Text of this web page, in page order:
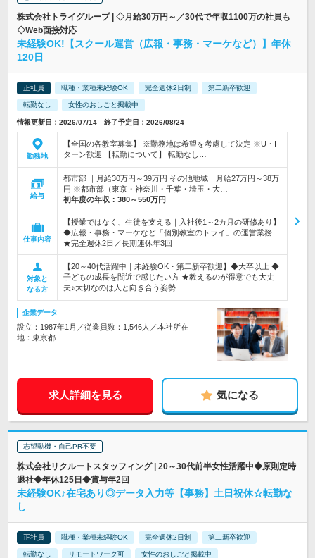
株式会社トライグループ | ◇月給30万円～／30代で年収1100万の社員も
◇Web面接対応
未経験OK!【スクール運営（広報・事務・マーケなど）】年休
120日
正社員 職種・業種未経験OK 完全週休2日制 第二新卒歓迎
転勤なし 女性のおしごと掲載中
情報更新日：2026/07/14 終了予定日：2026/08/24
勤務地
【全国の各教室募集】 ※勤務地は希望を考慮して決定 ※U・I
ターン歓迎 【転勤について】 転勤なし…
給与
都市部 ｜月給30万円～39万円 その他地域｜月給27万円～38万
円 ※都市部（東京・神奈川・千葉・埼玉・大…
初年度の年収： 380～550万円
仕事内容
【授業ではなく、生徒を支える｜入社後1～2カ月の研修あり】
◆広報・事務・マーケなど「個別教室のトライ」の運営業務
★完全週休2日／長期連休年3回
対象と
なる方
【20～40代活躍中｜未経験OK・第二新卒歓迎】◆大卒以上 ◆
子どもの成長を間近で感じたい方 ★教えるのが得意でも大丈
夫♪大切なのは人と向き合う姿勢
企業データ
設立：1987年1月／従業員数：1,546人／本社所在
地：東京都
求人詳細を見る 気になる
志望動機・自己PR不要
株式会社リクルートスタッフィング | 20～30代前半女性活躍中◆原則定時
退社◆年休125日◆賞与年2回
未経験OK♪在宅あり◎データ入力等【事務】土日祝休☆転勤な
し
正社員 職種・業種未経験OK 完全週休2日制 第二新卒歓迎
転勤なし リモートワーク可 女性のおしごと掲載中